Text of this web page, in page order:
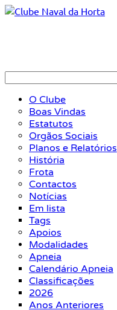
O Clube
Boas Vindas
Estatutos
Orgãos Sociais
Planos e Relatórios
História
Frota
Contactos
Notícias
Em lista
Tags
Apoios
Modalidades
Apneia
Calendário Apneia
Classificações
2026
Anos Anteriores